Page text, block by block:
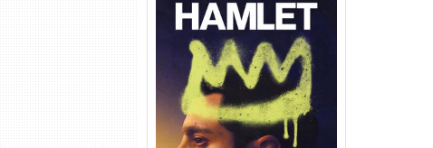
Hamlet Torrent (2026) WEB-
DL 1080p Dual Áudio